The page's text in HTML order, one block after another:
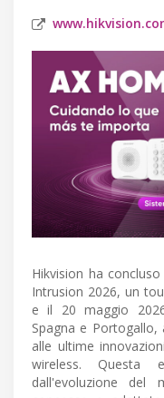
Hikvision ha
Intrusion 2026, un
e il 20 maggio
Spagna e
alle ultime
wireless. Questa
dall'evoluzione del